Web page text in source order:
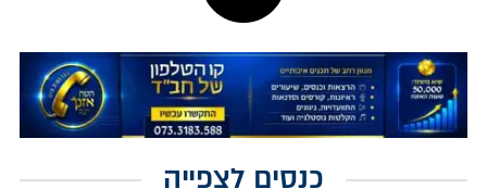
כנסים לצפייה